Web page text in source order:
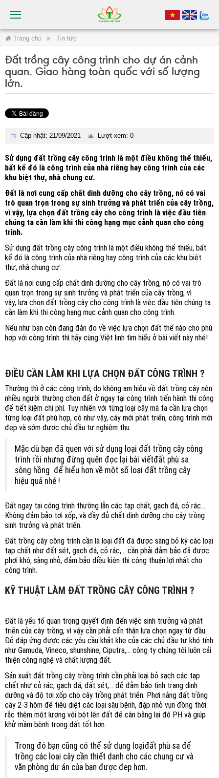
Trang chủ Tin tức
Đất trồng cây công trình cho dự án cảnh
quan. Giao hàng toàn quốc với số lượng
lớn.
Cập nhật: 21/09/2021 Lượt xem: 0
Sử dụng đất trồng cây công trình là một điều không thể thiếu,
bất kể đó là công trình của nhà riêng hay công trình của các
khu biệt thự, nhà chung cư.
Đất là nơi cung cấp chất dinh dưỡng cho cây trồng, nó có vai
trò quan trọn trong sự sinh trưởng và phát triển của cây trồng,
vì vậy, lựa chọn đất trồng cây cho công trình là việc đầu tiên
chúng ta cần làm khi thi công hạng mục cảnh quan cho công
trình.
Sử dụng đất trồng cây công trình là một điều không thể thiếu, bất
kể đó là công trình của nhà riêng hay công trình của các khu biệt
thự, nhà chung cư.
Đất là nơi cung cấp chất dinh dưỡng cho cây trồng, nó có vai trò
quan trọn trong sự sinh trưởng và phát triển của cây trồng, vì
vậy, lựa chọn đất trồng cây cho công trình là việc đầu tiên chúng ta
cần làm khi thi công hạng mục cảnh quan cho công trình.
Nếu như bạn còn đang đắn đo về việc lựa chọn đất thế nào cho phù
hợp với công trình thì hãy cùng Việt linh tìm hiểu ở bài viết này nhé!
ĐIỀU CẦN LÀM KHI LỰA CHỌN ĐẤT CÔNG TRÌNH ?
Thường thì ở các công trình, do không am hiểu về đất trồng cây nên
nhiều người thường chọn đất ở ngay tại công trình tiến hành thi công
để tiết kiệm chi phí. Tuy nhiên với từng loại cây mà ta cần lựa chọn
từng loại đất phù hợp, có như vậy, cây mới phát triển, công trình mới
đẹp và sớm được chủ đầu tư nghiệm thu.
Mặc dù bạn đã quen với sử dụng loại đất trồng cây công
trình rồi nhưng đừng quên đọc lại bài viếtđất phù sa
sông hồng để hiểu hơn về một số loại đất trồng cây
hiệu quả nhé !
Đất ngay tại công trình thường lẫn các tạp chất, gạch đá, cỏ rác…
Không đảm bảo tơi xốp, và đầy đủ chất dinh dưỡng cho cây trồng
sinh trưởng và phát triển.
Đất trồng cây công trình cần là loại đất đã được sàng bỏ kỹ các loại
tạp chất như đất sét, gạch đá, cỏ rác,… cần phải đảm bảo đã được
phơi khô, sàng nhỏ, đảm bảo điều kiện thi công thuận lợi nhất cho
công trình.
KỸ THUẬT LÀM ĐẤT TRỒNG CÂY CÔNG TRÌNH ?
Đất là yếu tố quan trọng quyết định đến việc sinh trưởng và phát
triển của cây trồng, vì vậy cần phải cẩn thận lựa chọn ngay từ đầu.
Để đáp ứng được các yêu cầu khắt khe của các chủ đầu tư khó tính
như Gamuda, Vineco, shunshine, Ciputra,… công ty chúng tôi luôn cải
thiện công nghệ và chất lượng đất.
Sản xuất đất trồng cây trồng trình cần phải loại bỏ sạch các tạp
chất như cỏ rác, gạch đá, đất sét,… để đảm bảo tình trạng dinh
dưỡng và độ tơi xốp cho cây trồng phát triển. Phơi nắng đất trồng
cây 2-3 hôm để tiêu diệt các loại sâu bệnh, đập nhỏ vụn đồng thời
rắc thêm một lượng vôi bột lên đất để cân bằng lại độ PH và giúp
khử mầm bệnh trong đất tốt hơn.
Trong đó bạn cũng có thể sử dụng loạiđất phù sa để
trồng các loại cây cần thiết danh cho các chung cư và
văn phòng dự án của bạn được đẹp hơn.